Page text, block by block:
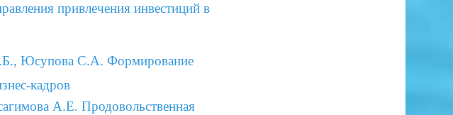
привлечения инвестиций в
Юсупова С.А. Формирование
кадров
А.Е. Продовольственная